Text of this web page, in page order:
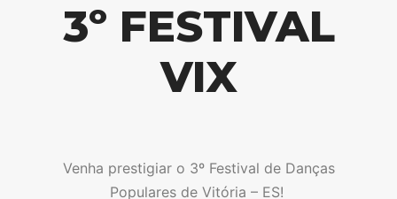
3º FESTIVAL
VIX
Venha prestigiar o 3º Festival de Danças
Populares de Vitória – ES!